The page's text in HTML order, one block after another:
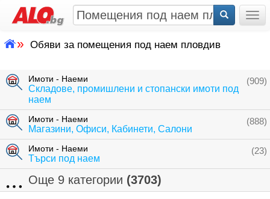
» Обяви за помещения под наем пловдив
(909)
Имоти - Наеми
Складове, промишлени и стопански имоти под
наем
(888)
Имоти - Наеми
Магазини, Офиси, Кабинети, Салони
(23)
Имоти - Наеми
Търси под наем
Още 9 категории (3703)